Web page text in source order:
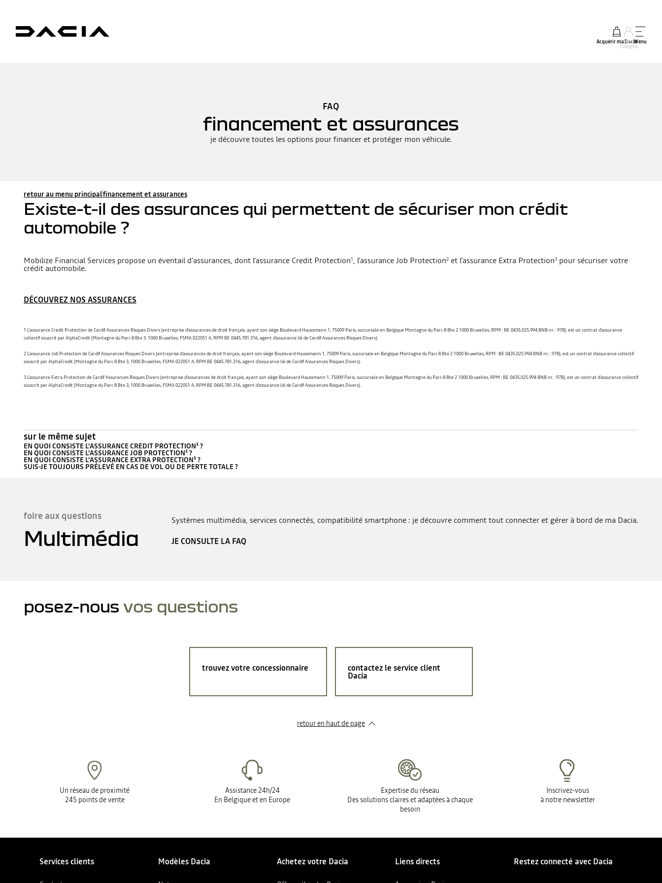
Acquérir ma Dacia
Mon
compte
Menu
FAQ
financement et assurances
je découvre toutes les options pour financer et protéger mon véhicule.
retour au menu principalfinancement et assurances
Existe-t-il des assurances qui permettent de sécuriser mon crédit
automobile ?
Mobilize Financial Services propose un éventail d’assurances, dont l’assurance Credit Protection1, l’assurance Job Protection2 et l’assurance Extra Protection3 pour sécuriser votre
crédit automobile.
DÉCOUVREZ NOS ASSURANCES
1 L’assurance Credit Protection de Cardif Assurances Risques Divers (entreprise d’assurances de droit français, ayant son siège Boulevard Haussmann 1, 75009 Paris, succursale en Belgique Montagne du Parc 8 Bte 2 1000 Bruxelles, RPM : BE 0435.025.994 BNB nr. : 978), est un contrat d’assurance
collectif souscrit par AlphaCredit (Montagne du Parc 8 Bte 3, 1000 Bruxelles, FSMA 022051 A, RPM BE 0445.781.316, agent d’assurance lié de Cardif Assurances Risques Divers).
2 L’assurance Job Protection de Cardif Assurances Risques Divers (entreprise d’assurances de droit français, ayant son siège Boulevard Haussmann 1, 75009 Paris, succursale en Belgique Montagne du Parc 8 Bte 2 1000 Bruxelles, RPM : BE 0435.025.994 BNB nr. : 978), est un contrat d’assurance collectif
souscrit par AlphaCredit (Montagne du Parc 8 Bte 3, 1000 Bruxelles, FSMA 022051 A, RPM BE 0445.781.316, agent d’assurance lié de Cardif Assurances Risques Divers).
3 L’assurance Extra Protection de Cardif Assurances Risques Divers (entreprise d’assurances de droit français, ayant son siège Boulevard Haussmann 1, 75009 Paris, succursale en Belgique Montagne du Parc 8 Bte 2 1000 Bruxelles, RPM : BE 0435.025.994 BNB nr. : 978), est un contrat d’assurance collectif
souscrit par AlphaCredit (Montagne du Parc 8 Bte 3, 1000 Bruxelles, FSMA 022051 A, RPM BE 0445.781.316, agent d’assurance lié de Cardif Assurances Risques Divers).
sur le même sujet
EN QUOI CONSISTE L'ASSURANCE CREDIT PROTECTION¹ ?
EN QUOI CONSISTE L'ASSURANCE JOB PROTECTION¹ ?
EN QUOI CONSISTE L'ASSURANCE EXTRA PROTECTION¹ ?
SUIS-JE TOUJOURS PRÉLEVÉ EN CAS DE VOL OU DE PERTE TOTALE ?
foire aux questions
Multimédia
Systèmes multimédia, services connectés, compatibilité smartphone : je découvre comment tout connecter et gérer à bord de ma Dacia.
JE CONSULTE LA FAQ
posez-nous vos questions
trouvez votre concessionnaire contactez le service client
Dacia
retour en haut de page​
Un réseau de proximité
245 points de vente
Assistance 24h/24
En Belgique et en Europe
Expertise du réseau
Des solutions claires et adaptées à chaque
besoin
Inscrivez-vous
à notre newsletter
Services clients Modèles Dacia Achetez votre Dacia Liens directs Restez connecté avec Dacia